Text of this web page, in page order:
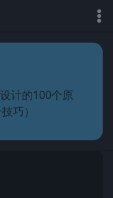
计的100个原
巧）